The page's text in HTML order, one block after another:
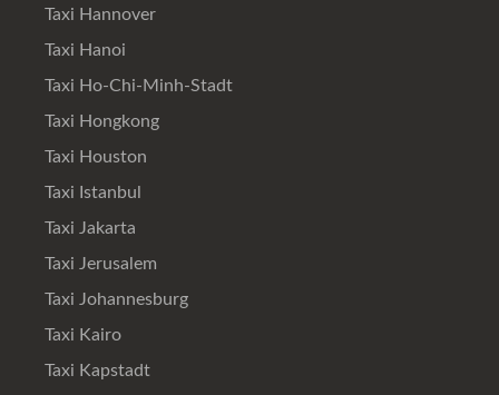
Taxi Hannover
Taxi Hanoi
Taxi Ho-Chi-Minh-Stadt
Taxi Hongkong
Taxi Houston
Taxi Istanbul
Taxi Jakarta
Taxi Jerusalem
Taxi Johannesburg
Taxi Kairo
Taxi Kapstadt